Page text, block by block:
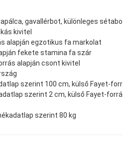
gavallérbot, különleges
kivitel
alapján egzotikus fa markolat
fekete stamina fa szár
alapján csont kivitel
szerint 100 cm, külső Fayet-
szerint 2 cm, külső Fayet-
szerint 80 kg